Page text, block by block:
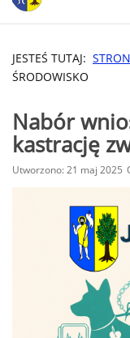
JESTEŚ TUTAJ:
ŚRODOWISKO
Nabór
kastrację
Utworzono: 21 maj 2025